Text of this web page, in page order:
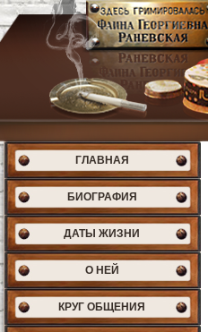
ГЛАВНАЯ
БИОГРАФИЯ
ДАТЫ ЖИЗНИ
О НЕЙ
КРУГ ОБЩЕНИЯ